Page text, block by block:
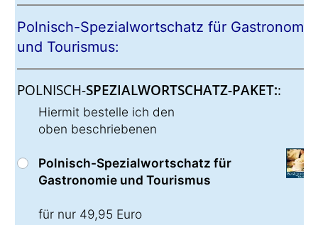
Polnisch-Spezialwortschatz für Gastronomie
und Tourismus:
POLNISCH-SPEZIALWORTSCHATZ-PAKET::
Hiermit bestelle ich den
oben beschriebenen
Polnisch-Spezialwortschatz für
Gastronomie und Tourismus
für nur 49,95 Euro